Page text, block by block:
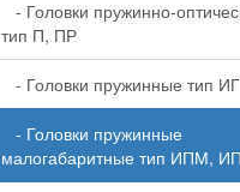
- Головки пружинно-
тип П, ПР
- Головки пружинные тип
- Головки пружинные
малогабаритные тип ИПМ,